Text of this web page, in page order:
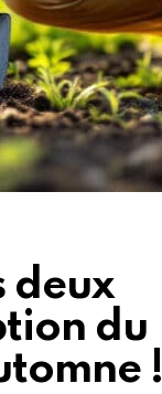
deux
du
!